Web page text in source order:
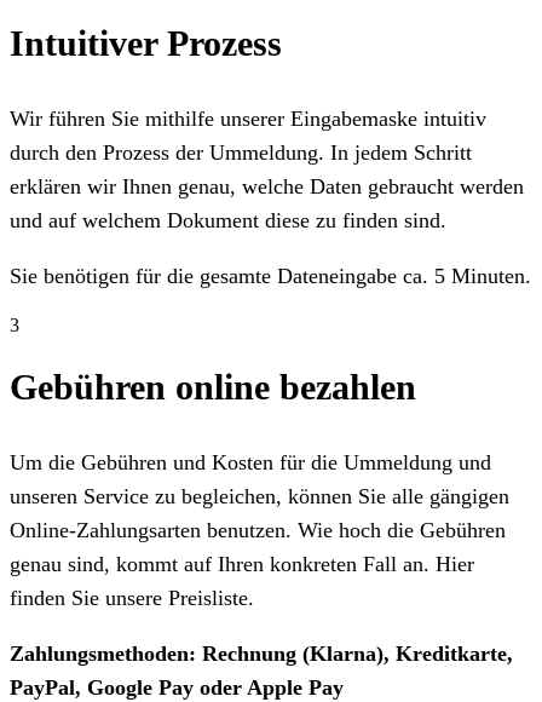
Intuitiver Prozess
Wir führen Sie mithilfe unserer Eingabemaske intuitiv
durch den Prozess der Ummeldung. In jedem Schritt
erklären wir Ihnen genau, welche Daten gebraucht werden
und auf welchem Dokument diese zu finden sind.
Sie benötigen für die gesamte Dateneingabe ca. 5 Minuten.
3
Gebühren online bezahlen
Um die Gebühren und Kosten für die Ummeldung und
unseren Service zu begleichen, können Sie alle gängigen
Online-Zahlungsarten benutzen. Wie hoch die Gebühren
genau sind, kommt auf Ihren konkreten Fall an. Hier
finden Sie unsere Preisliste.
Zahlungsmethoden: Rechnung (Klarna), Kreditkarte,
PayPal, Google Pay oder Apple Pay